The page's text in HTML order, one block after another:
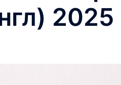
2025